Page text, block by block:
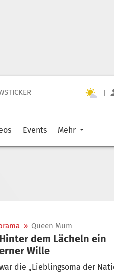
|
Events Mehr
» Queen Mum
Wille
der Nation“,